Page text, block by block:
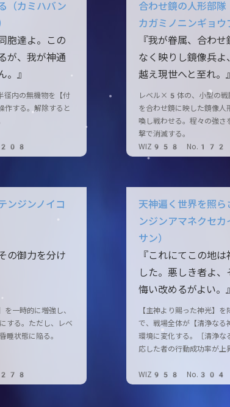
（カミハバン
胞達よ。この
が、我が神通
。』
径内の無機物を【付
作する。解除すると
合わせ鏡の人形部隊
カガミノニンギョウ
『我が眷属、合わせ
なく映りし鏡像兵よ
越え現世へと至れ。』
レベル×5体の、小型の戦
を合わせ鏡に映した鏡像人
喚し戦わせる。程々の強さ
撃で消滅する。
WIZ958 No.172
ンジンノイコ
の御力を分け
を一時的に増強し、
する。ただし、レベ
状態に陥る。
天神遍く世界を照ら
ンジンアマネクセカ
サン）
『これにてこの地
した。悪しき者よ、
悔い改めるがよい。』
【主神より賜った神光】を
で、戦場全体が【清浄なる
環境に変化する。［清浄な
応した者の行動成功率が上
WIZ958 No.304